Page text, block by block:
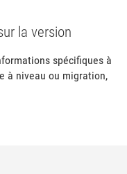
la version
spécifiques à
à niveau ou migration,